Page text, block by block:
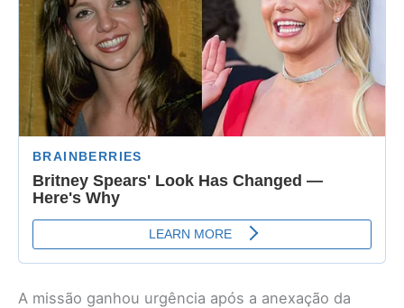
A missão ganhou urgência após a anexação da